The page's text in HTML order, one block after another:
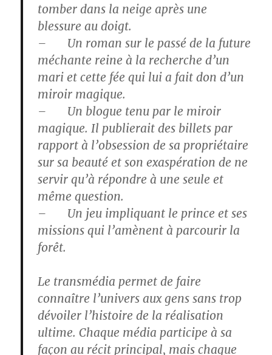
tomber dans la neige après une
blessure au doigt.
– Un roman sur le passé de la future
méchante reine à la recherche d’un
mari et cette fée qui lui a fait don d’un
miroir magique.
– Un blogue tenu par le miroir
magique. Il publierait des billets par
rapport à l’obsession de sa propriétaire
sur sa beauté et son exaspération de ne
servir qu’à répondre à une seule et
même question.
– Un jeu impliquant le prince et ses
missions qui l’amènent à parcourir la
forêt.
Le transmédia permet de faire
connaître l’univers aux gens sans trop
dévoiler l’histoire de la réalisation
ultime. Chaque média participe à sa
façon au récit principal, mais chaque